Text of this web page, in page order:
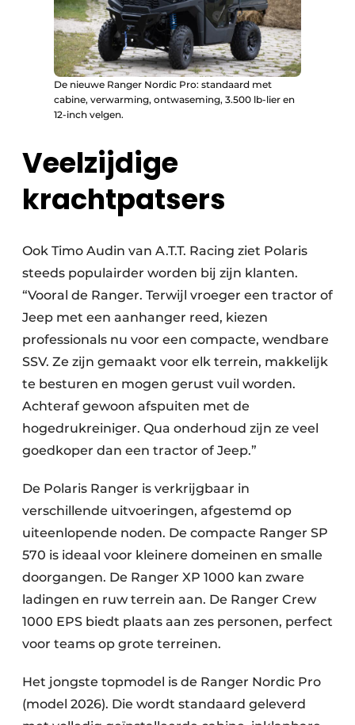
De nieuwe Ranger Nordic Pro: standaard met
cabine, verwarming, ontwaseming, 3.500 lb-lier en
12-inch velgen.
Veelzijdige
krachtpatsers
Ook Timo Audin van A.T.T. Racing ziet Polaris
steeds populairder worden bij zijn klanten.
“Vooral de Ranger. Terwijl vroeger een tractor of
Jeep met een aanhanger reed, kiezen
professionals nu voor een compacte, wendbare
SSV. Ze zijn gemaakt voor elk terrein, makkelijk
te besturen en mogen gerust vuil worden.
Achteraf gewoon afspuiten met de
hogedrukreiniger. Qua onderhoud zijn ze veel
goedkoper dan een tractor of Jeep.”
De Polaris Ranger is verkrijgbaar in
verschillende uitvoeringen, afgestemd op
uiteenlopende noden. De compacte Ranger SP
570 is ideaal voor kleinere domeinen en smalle
doorgangen. De Ranger XP 1000 kan zware
ladingen en ruw terrein aan. De Ranger Crew
1000 EPS biedt plaats aan zes personen, perfect
voor teams op grote terreinen.
Het jongste topmodel is de Ranger Nordic Pro
(model 2026). Die wordt standaard geleverd